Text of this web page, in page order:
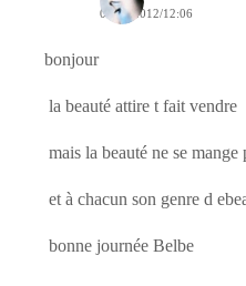
07/01/2012/12:06
bonjour
la beauté attire t fait vendre
mais la beauté ne se mange
et à chacun son genre d
bonne journée Belbe